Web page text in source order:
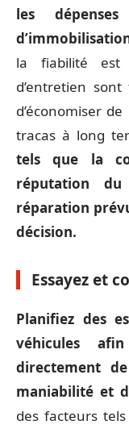
les
la fiabilité
d’entretien
d’économiser
tracas à long
tels que la
réputation
réparation
décision.
Essayez et
Planifiez des
véhicules
directement
maniabilité et
des facteurs